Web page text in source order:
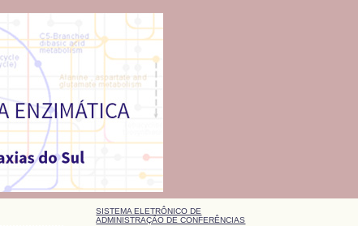
SISTEMA ELETRÔNICO DE
ADMINISTRAÇÃO DE CONFERÊNCIAS